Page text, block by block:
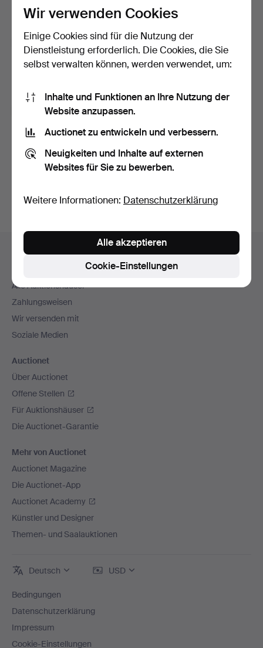
Neuigkeiten. Sie können das Abonnement ganz einfach
beenden, falls Sie nicht mehr interessiert sind.
Abonnieren Sie den Auctionet-Newsletter.
Mit u. a. Expertentipps, ausgewählten Objekten und Inspiration.
Ich bin über 18 Jahre alt und akzeptiere
Datenschutzerklärungzur Kenntnis genommen habe.
Konto erstellen
Navigation
Hilfe und Kontakt
Kontakt mit dem Support aufnehmen
Alle Auktionshäuser
Zahlungsweisen
Wir versenden mit
Soziale Medien
Auctionet
Über Auctionet
Offene Stellen
Für Auktionshäuser
Die Auctionet-Garantie
Mehr von Auctionet
Auctionet Magazine
Die Auctionet-App
Auctionet Academy
Künstler und Designer
Themen- und Saalauktionen
Deutsch USD
Bedingungen
Datenschutzerklärung
Impressum
Cookie-Einstellungen
Wir verwenden Cookies
Einige Cookies sind für die Nutzung der
Dienstleistung erforderlich. Die Cookies, die Sie
selbst verwalten können, werden verwendet, um:
Inhalte und Funktionen an Ihre Nutzung der
Website anzupassen.
Auctionet zu entwickeln und verbessern.
Neuigkeiten und Inhalte auf externen
Websites für Sie zu bewerben.
Weitere Informationen: Datenschutzerklärung
Cookie-Einstellungen
Alle akzeptieren